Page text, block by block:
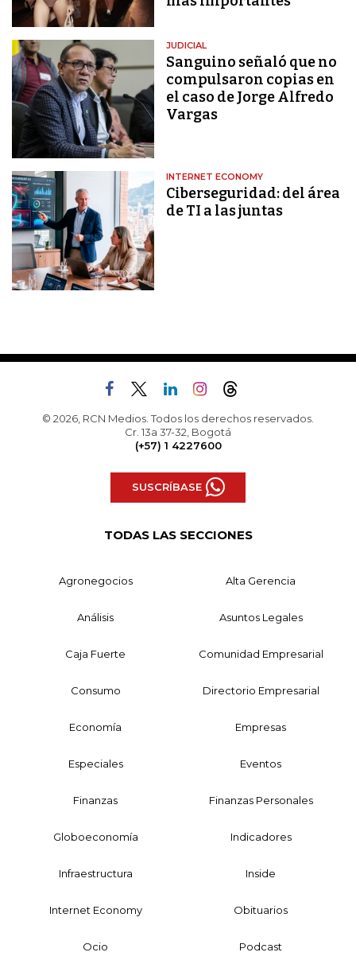
JUDICIAL
Sanguino señaló que no
compulsaron copias en
el caso de Jorge Alfredo
Vargas
INTERNET ECONOMY
Ciberseguridad: del área
de TI a las juntas
© 2026, RCN Medios. Todos los derechos reservados.
Cr. 13a 37-32, Bogotá
(+57) 1 4227600
SUSCRÍBASE
TODAS LAS SECCIONES
Agronegocios Alta Gerencia
Análisis Asuntos Legales
Caja Fuerte Comunidad Empresarial
Consumo Directorio Empresarial
Economía Empresas
Especiales Eventos
Finanzas Finanzas Personales
Globoeconomía Indicadores
Infraestructura Inside
Internet Economy Obituarios
Ocio Podcast